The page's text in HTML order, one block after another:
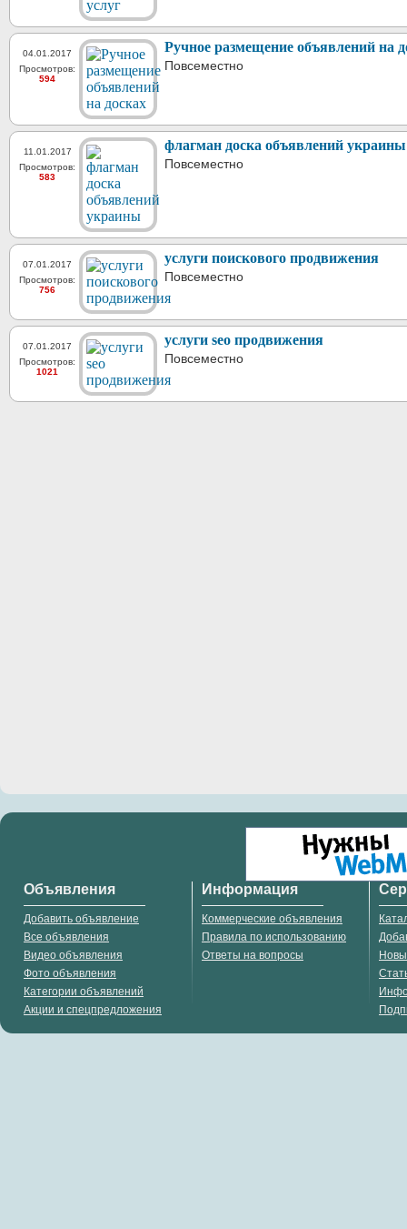
04.01.2017
Просмотров:
594
Ручное размещение объявлений на
Повсеместно
11.01.2017
Просмотров:
583
флагман доска объявлений украины
Повсеместно
07.01.2017
Просмотров:
756
услуги поискового продвижения
Повсеместно
07.01.2017
Просмотров:
1021
услуги seo продвижения
Повсеместно
Объявления
Добавить объявление
Все объявления
Видео объявления
Фото объявления
Категории объявлений
Акции и спецпредложения
Информация
Коммерческие объявления
Правила по использованию
Ответы на вопросы